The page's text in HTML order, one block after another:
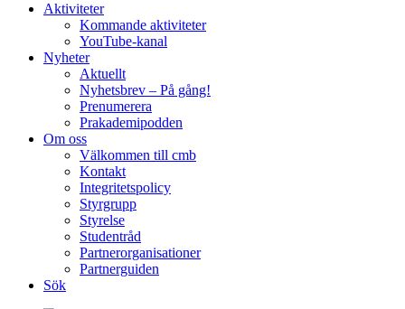
Aktiviteter
Kommande aktiviteter
YouTube-kanal
Nyheter
Aktuellt
Nyhetsbrev – På gång!
Prenumerera
Prakademipodden
Om oss
Välkommen till cmb
Kontakt
Integritetspolicy
Styrgrupp
Styrelse
Studentråd
Partnerorganisationer
Partnerguiden
Sök